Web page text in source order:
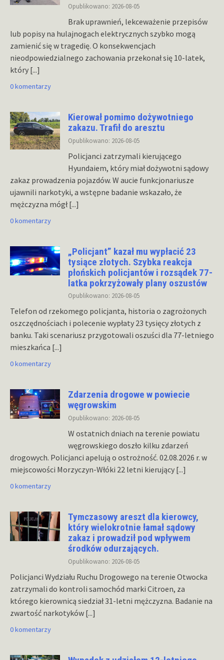
Opublikowano: 2026-08-05
Brak uprawnień, lekceważenie przepisów
lub popisy na hulajnogach elektrycznych szybko mogą
zamienić się w tragedię. O konsekwencjach
nieodpowiedzialnego zachowania przekonał się 10-latek,
który [...]
0 komentarzy
Kierował pomimo dożywotniego
zakazu. Trafił do aresztu
Opublikowano: 2026-08-05
Policjanci zatrzymali kierującego
Hyundaiem, który miał dożywotni sądowy
zakaz prowadzenia pojazdów. W aucie funkcjonariusze
ujawnili narkotyki, a wstępne badanie wskazało, że
mężczyzna mógł[...]
0 komentarzy
„Policjant” kazał mu wypłacić 23
tysiące złotych. Szybka reakcja
płońskich policjantów i rozsądek 77-
latka pokrzyżowały plany oszustów
Opublikowano: 2026-08-05
Telefon od rzekomego policjanta, historia o zagrożonych
oszczędnościach i polecenie wypłaty 23 tysięcy złotych z
banku. Taki scenariusz przygotowali oszuści dla 77-letniego
mieszkańca [...]
0 komentarzy
Zdarzenia drogowe w powiecie
węgrowskim
Opublikowano: 2026-08-05
W ostatnich dniach na terenie powiatu
węgrowskiego doszło kilku zdarzeń
drogowych. Policjanci apelują o ostrożność. 02.08.2026 r. w
miejscowości Morzyczyn-Włóki 22 letni kierujący [...]
0 komentarzy
Tymczasowy areszt dla kierowcy,
który wielokrotnie łamał sądowy
zakaz i prowadził pod wpływem
środków odurzających.
Opublikowano: 2026-08-05
Policjanci Wydziału Ruchu Drogowego na terenie Otwocka
zatrzymali do kontroli samochód marki Citroen, za
którego kierownicą siedział 31-letni mężczyzna. Badanie na
zwartość narkotyków [...]
0 komentarzy